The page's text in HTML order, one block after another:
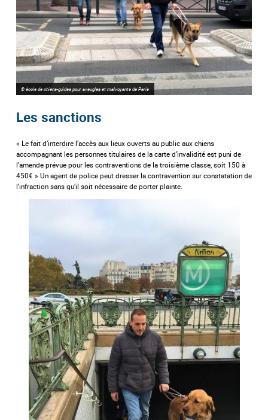
© école de chiens-guides pour aveugles et malvoyants de Paris
Les sanctions
« Le fait d’interdire l’accès aux lieux ouverts au public aux chiens
accompagnant les personnes titulaires de la carte d’invalidité est puni de
l’amende prévue pour les contraventions de la troisième classe, soit 150 à
450€ » Un agent de police peut dresser la contravention sur constatation de
l’infraction sans qu’il soit nécessaire de porter plainte.